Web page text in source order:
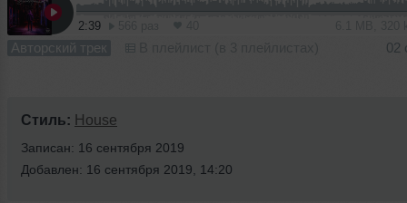
2:39
Авторский трек 02
Стиль: House
Записан: 16 сентября 2019
Добавлен: 16 сентября 2019, 14:20